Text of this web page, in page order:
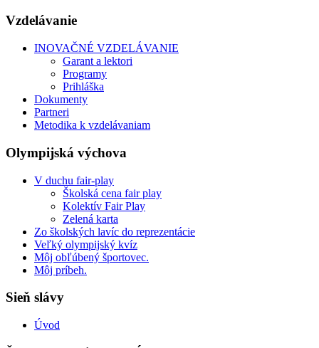
Vzdelávanie
INOVAČNÉ VZDELÁVANIE
Garant a lektori
Programy
Prihláška
Dokumenty
Partneri
Metodika k vzdelávaniam
Olympijská výchova
V duchu fair-play
Školská cena fair play
Kolektív Fair Play
Zelená karta
Zo školských lavíc do reprezentácie
Veľký olympijský kvíz
Môj obľúbený športovec.
Môj príbeh.
Sieň slávy
Úvod